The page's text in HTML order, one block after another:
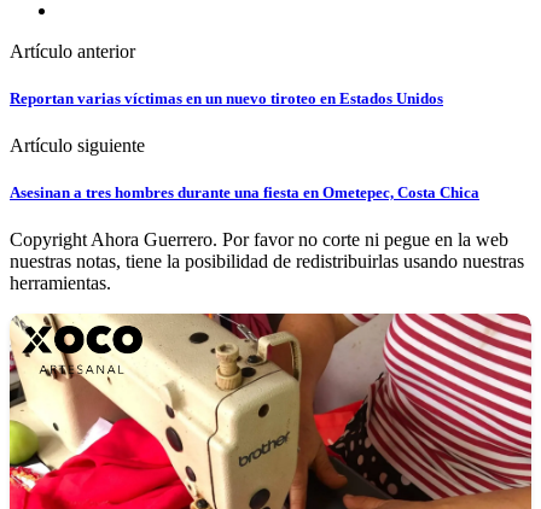
Artículo anterior
Reportan varias víctimas en un nuevo tiroteo en Estados Unidos
Artículo siguiente
Asesinan a tres hombres durante una fiesta en Ometepec, Costa Chica
Copyright Ahora Guerrero. Por favor no corte ni pegue en la web
nuestras notas, tiene la posibilidad de redistribuirlas usando nuestras
herramientas.